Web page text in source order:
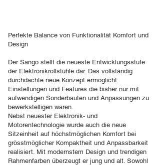
Perfekte Balance von Funktionalität Komfort und
Design
Der Sango stellt die neueste Entwicklungsstufe
der Elektronikrollstühle dar. Das vollständig
durchdachte neue Konzept ermöglicht
Einstellungen und Features die bisher nur mit
aufwendigen Sonderbauten und Anpassungen zu
bewerkstelligen waren.
Nebst neuester Elektronik- und
Motorentechnologie wurde auch die neue
Sitzeinheit auf höchstmöglichen Komfort bei
grösstmöglicher Kompaktheit und Anpassbarkeit
realisiert. Mit modernstem Design und trendigen
Rahmenfarben überzeugt er jung und alt. Sowohl